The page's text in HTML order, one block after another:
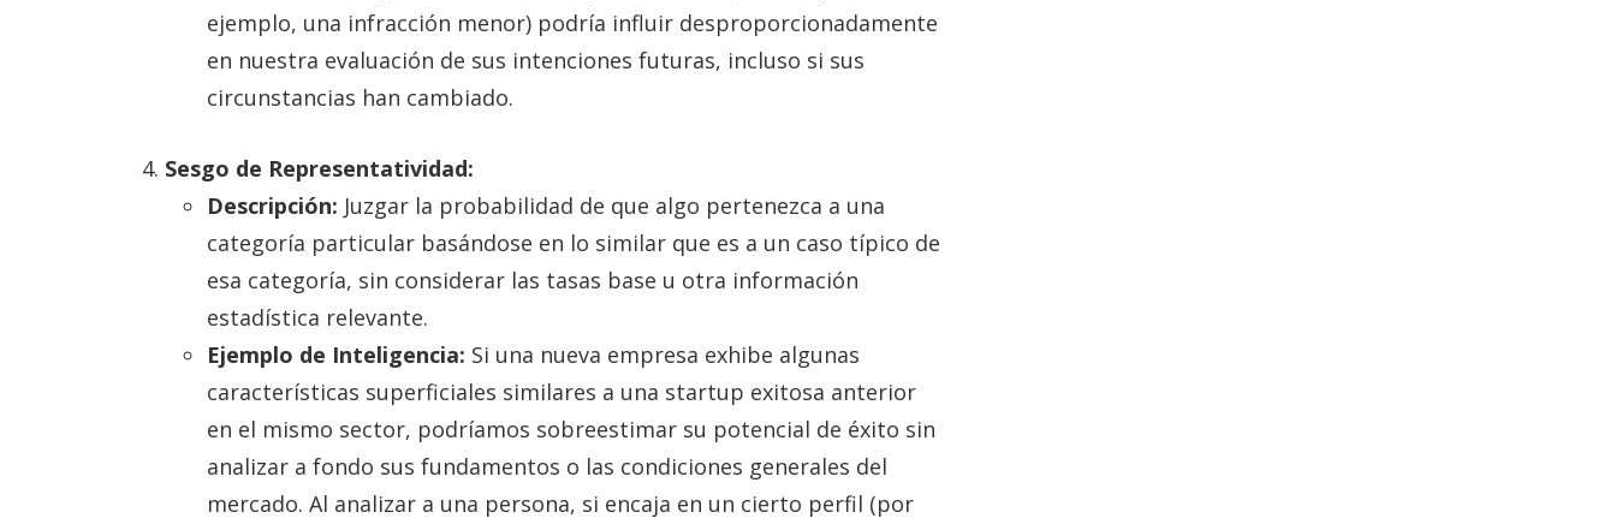
ejemplo, una infracción menor) podría influir desproporcionadamente
en nuestra evaluación de sus intenciones futuras, incluso si sus
circunstancias han cambiado.
Sesgo de Representatividad:
Descripción: Juzgar la probabilidad de que algo pertenezca a una
categoría particular basándose en lo similar que es a un caso típico de
esa categoría, sin considerar las tasas base u otra información
estadística relevante.
Ejemplo de Inteligencia: Si una nueva empresa exhibe algunas
características superficiales similares a una startup exitosa anterior
en el mismo sector, podríamos sobreestimar su potencial de éxito sin
analizar a fondo sus fundamentos o las condiciones generales del
mercado. Al analizar a una persona, si encaja en un cierto perfil (por